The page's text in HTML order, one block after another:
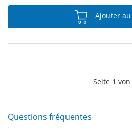
Ajouter
Seite 1 von
Questions fréquentes